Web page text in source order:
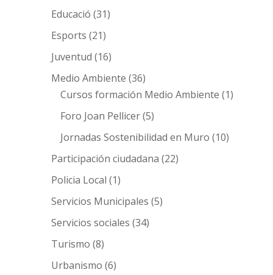
Educació (31)
Esports (21)
Juventud (16)
Medio Ambiente (36)
Cursos formación Medio Ambiente (1)
Foro Joan Pellicer(5)
Jornadas Sostenibilidad en Muro (10)
Participación ciudadana (22)
Policia Local (1)
Servicios Municipales (5)
Servicios sociales (34)
Turismo (8)
Urbanismo (6)